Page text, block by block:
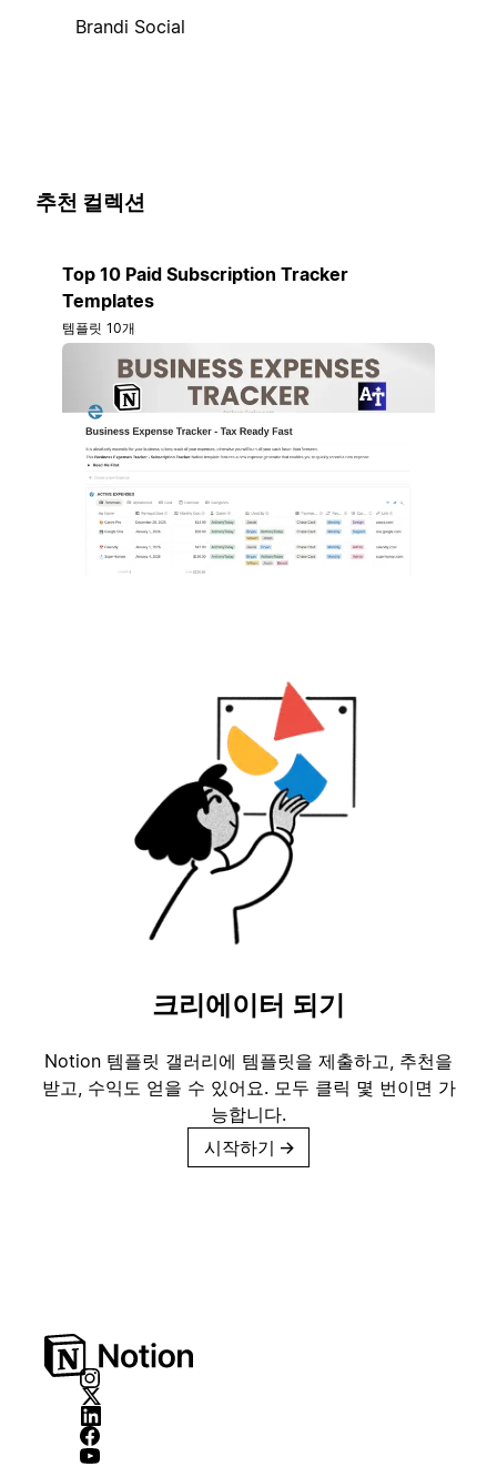
Brandi Social
추천 컬렉션
Top 10 Paid Subscription Tracker
Templates
템플릿 10개
크리에이터 되기
Notion 템플릿 갤러리에 템플릿을 제출하고, 추천을
받고, 수익도 얻을 수 있어요. 모두 클릭 몇 번이면 가
능합니다.
시작하기 →